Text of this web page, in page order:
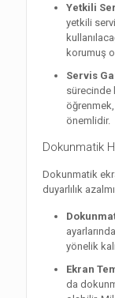
Yetkili
yetkili
korumuş
Servis
sürecinde
önemlidir.
Dokunmatik
Dokunmatik
duyarlılık
yönelik
Ekran
da